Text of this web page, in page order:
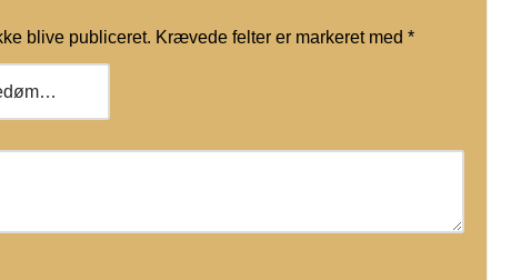
blive publiceret. Krævede felter er markeret med *